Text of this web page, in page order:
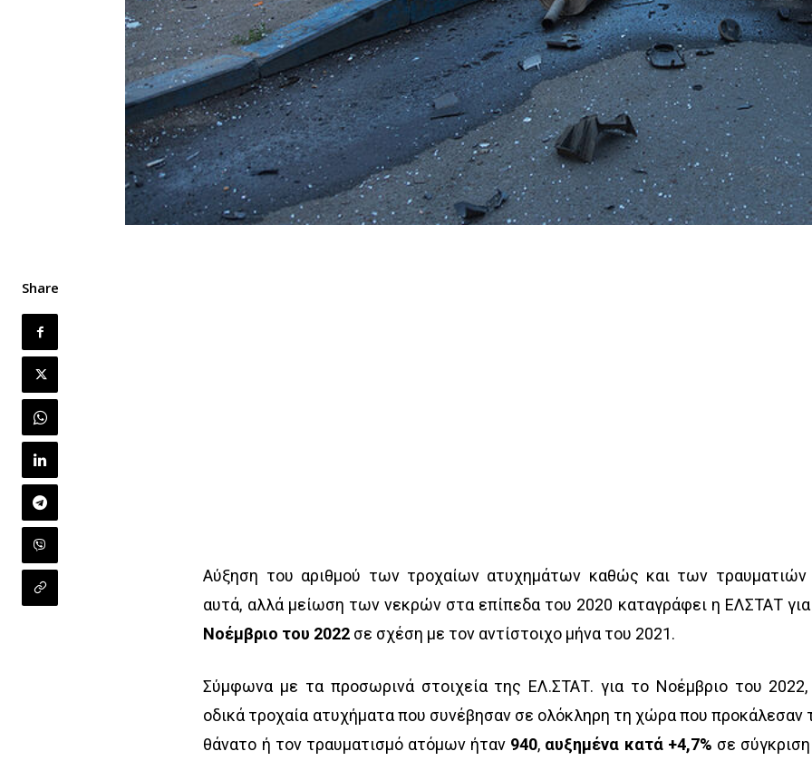
Share
Αύξηση του αριθμού των τροχαίων ατυχημάτων καθώς και των
αυτά, αλλά μείωση των νεκρών στα επίπεδα του 2020 καταγράφει η ΕΛΣΤΑΤ
Νοέμβριο του 2022 σε σχέση με τον αντίστοιχο μήνα του 2021.
Σύμφωνα με τα προσωρινά στοιχεία της ΕΛ.ΣΤΑΤ. για το Νοέμβριο του
οδικά τροχαία ατυχήματα που συνέβησαν σε ολόκληρη τη χώρα που προκάλεσαν
θάνατο ή τον τραυματισμό ατόμων ήταν 940, αυξημένα κατά +4,7% σε